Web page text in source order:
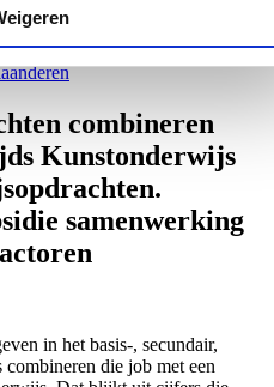
steun van Europa WSE.
combineren
Kunstonderwijs
samenwerking
in het basis-, secundair,
die job met een